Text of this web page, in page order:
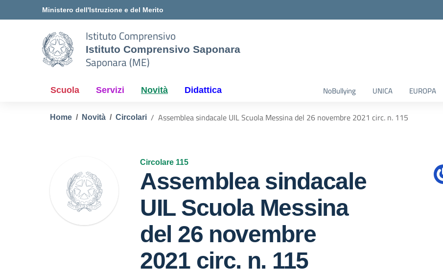
Ministero dell'Istruzione e del Merito
Istituto Comprensivo
Istituto Comprensivo Saponara
Saponara (ME)
Scuola Servizi Novità Didattica NoBullying UNICA EUROPA
Home Novità Circolari Assemblea sindacale UIL Scuola Messina del 26 novembre 2021 circ. n. 115
Circolare 115
Assemblea sindacale
UIL Scuola Messina
del 26 novembre
2021 circ. n. 115